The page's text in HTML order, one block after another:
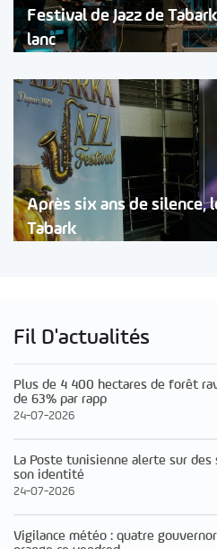
Festival de Jazz de
lanc
Après six ans de silence,
Tabark
Fil D'actualités
Plus de 4 400 hectares de forêt
de 63% par rapp
24-07-2026
La Poste tunisienne alerte sur
son identité
24-07-2026
Vigilance météo : quatre